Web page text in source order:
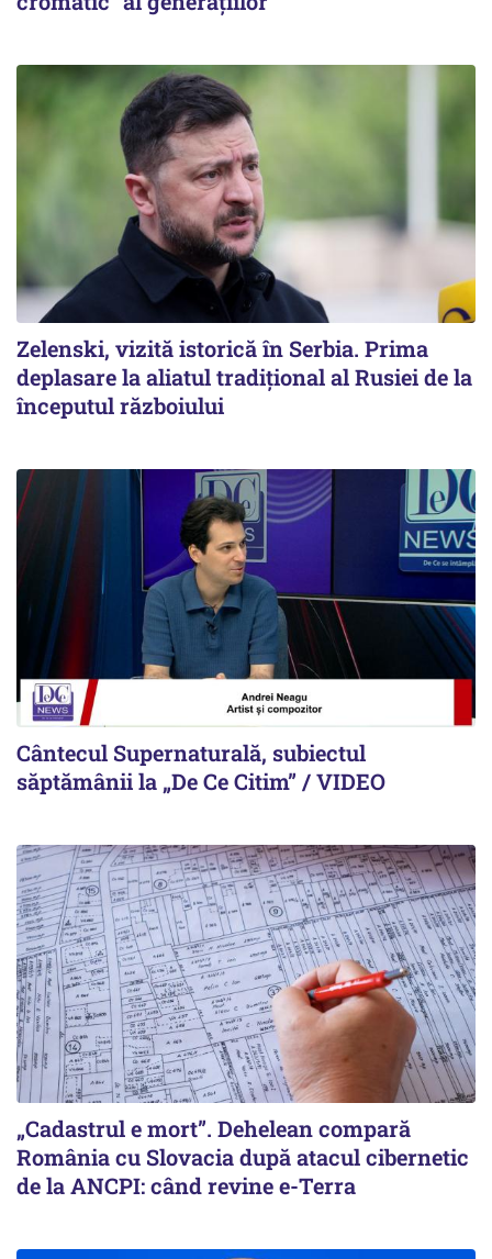
Zelenski, vizită istorică în Serbia. Prima
deplasare la aliatul tradițional al Rusiei de la
începutul războiului
Cântecul Supernaturală, subiectul
săptămânii la „De Ce Citim” / VIDEO
„Cadastrul e mort”. Dehelean compară
România cu Slovacia după atacul cibernetic
de la ANCPI: când revine e-Terra